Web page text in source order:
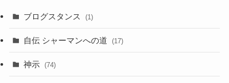
ブ
ブログスタンス (1)
自伝 シャーマンへの道 (17)
神示 (74)